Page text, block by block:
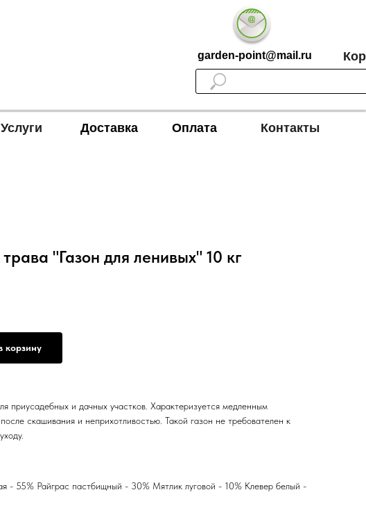
Контакты
Доставка
Услуги
garden-point@mail.ru
Оплата
"Газон для ленивых" 10 кг
корзину
приусадебных и дачных участков. Характеризуется медленным
скашивания и неприхотливостью. Такой газон не требователен к
- 55% Райграс пастбищный - 30% Мятлик луговой - 10% Клевер белый -